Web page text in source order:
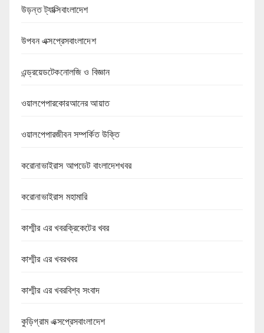
উড়ন্ত ট্যাক্সিবাংলাদেশ
উপবন এক্সপ্রেসবাংলাদেশ
এন্ড্রয়েডটেকনোলজি ও বিজ্ঞান
ওয়ালপেপারকোরআনের আয়াত
ওয়ালপেপারজীবন সম্পর্কিত উক্তি
করোনাভাইরাস আপডেট বাংলাদেশখবর
করোনাভাইরাস মহামারি
কাশ্মীর এর খবরক্রিকেটের খবর
কাশ্মীর এর খবরখবর
কাশ্মীর এর খবরবিশ্ব সংবাদ
কুড়িগ্রাম এক্সপ্রেসবাংলাদেশ